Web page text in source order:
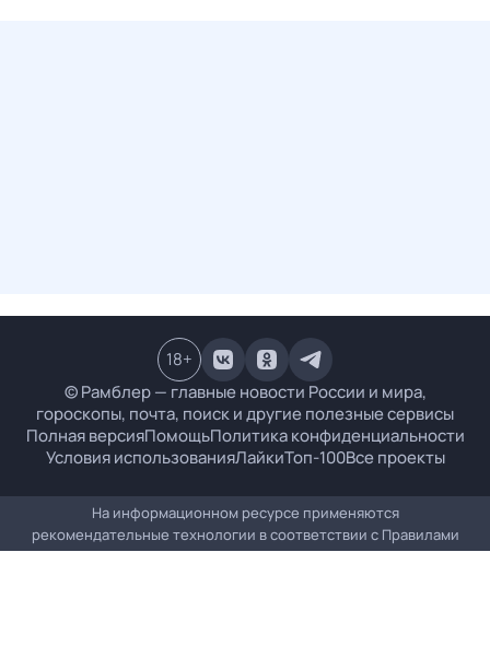
© Рамблер — главные новости России и мира,
гороскопы, почта, поиск и другие полезные сервисы
Полная версияПомощьПолитика конфиденциальности
Условия использованияЛайкиТоп-100Все проекты
18+
На информационном ресурсе применяются
рекомендательные технологии в соответствии с Правилами